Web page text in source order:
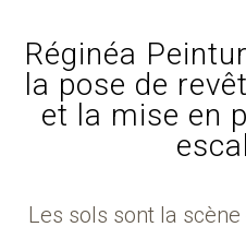
Réginéa
la pose de
et la mise en
Les sols sont la